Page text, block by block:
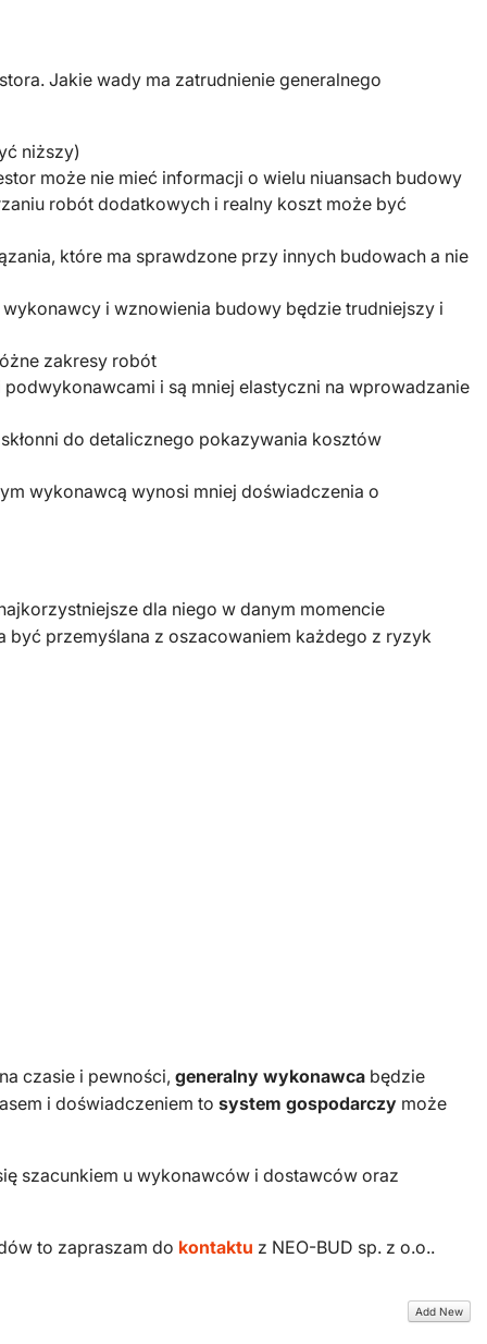
Jakie wady ma zatrudnienie generalnego
niższy)
może nie mieć informacji o wielu niuansach budowy
robót dodatkowych i realny koszt może być
które ma sprawdzone przy innych budowach a nie
i wznowienia budowy będzie trudniejszy i
zakresy robót
i są mniej elastyczni na wprowadzanie
do detalicznego pokazywania kosztów
wykonawcą wynosi mniej doświadczenia o
dla niego w danym momencie
być przemyślana z oszacowaniem każdego z ryzyk
czasie i pewności, generalny wykonawca będzie
i doświadczeniem to system gospodarczy może
szacunkiem u wykonawców i dostawców oraz
to zapraszam do kontaktu z NEO-BUD sp. z o.o..
Add New